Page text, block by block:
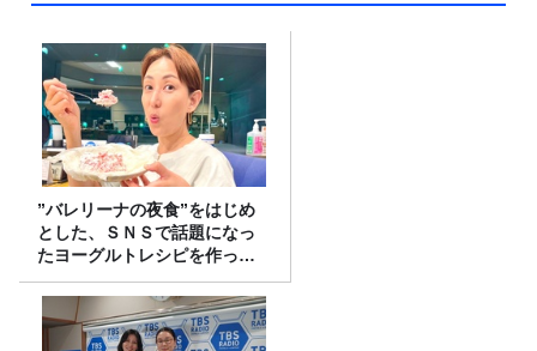
”バレリーナの夜食”をはじめ
とした、ＳＮＳで話題になっ
たヨーグルトレシピを作って
みた！